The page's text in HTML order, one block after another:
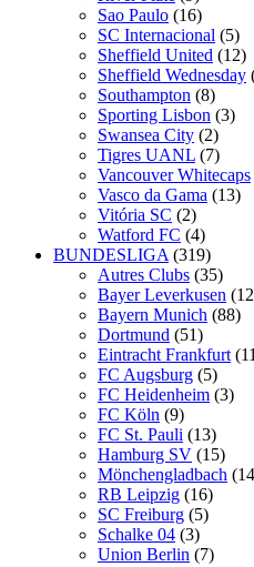
Sao Paulo (16)
SC Internacional (5)
Sheffield United (12)
Sheffield Wednesday
Southampton (8)
Sporting Lisbon (3)
Swansea City (2)
Tigres UANL (7)
Vancouver Whitecaps
Vasco da Gama (13)
Vitória SC (2)
Watford FC (4)
BUNDESLIGA (319)
Autres Clubs (35)
Bayer Leverkusen
Bayern Munich (88)
Dortmund (51)
Eintracht Frankfurt
FC Augsburg (5)
FC Heidenheim (3)
FC Köln (9)
FC St. Pauli (13)
Hamburg SV (15)
Mönchengladbach
RB Leipzig (16)
SC Freiburg (5)
Schalke 04 (3)
Union Berlin (7)